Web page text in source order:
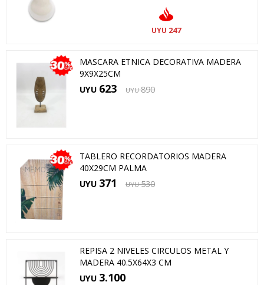
UYU 247
MASCARA ETNICA DECORATIVA MADERA
9X9X25CM
UYU 623 UYU 890
TABLERO RECORDATORIOS MADERA
40X29CM PALMA
UYU 371 UYU 530
REPISA 2 NIVELES CIRCULOS METAL Y
MADERA 40.5X64X3 CM
UYU 3.100